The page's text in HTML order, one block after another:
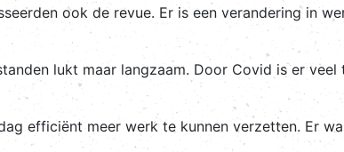
ook de revue. Er is een verandering in
lukt maar langzaam. Door Covid is er
efficiënt meer werk te kunnen verzetten. Er